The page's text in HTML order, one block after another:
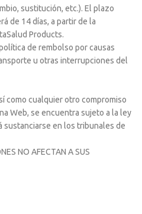
sustitución, etc.). El plazo
de 14 días, a partir de la
Products.
de rembolso por causas
u otras interrupciones del
como cualquier otro compromiso
Web, se encuentra sujeto a la ley
sustanciarse en los tribunales de
NO AFECTAN A SUS